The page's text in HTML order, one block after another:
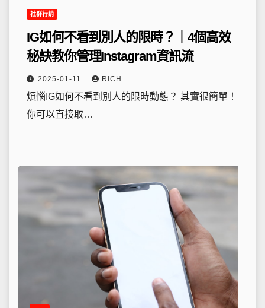
社群行銷
IG如何不看到別人的限時？｜4個高效
秘訣教你管理Instagram資訊流
2025-01-11 RICH
煩惱IG如何不看到別人的限時動態？ 其實很簡單！
你可以直接取…